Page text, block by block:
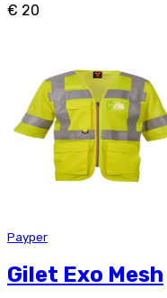
€ 20
Payper
Gilet Exo Mesh